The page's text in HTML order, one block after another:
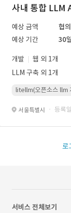
사내 통합 LLM
예상 금액
협
예상 기간
30일
개발
웹 외 1개
LLM 구축 외 1개
litellm(오픈소스 llm
서울특별시 · 등록
로
서비스 전체보기